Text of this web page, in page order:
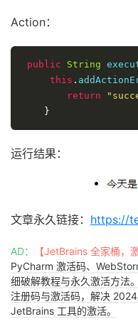
Action：
public String
this .
return
}
运行结果：
文章永久链接： https://
AD： 【JetBrains 全家桶，
PyCharm 激活码、
细破解教程与永久激活方法
注册码与激活码，解决
JetBrains 工具的激活。